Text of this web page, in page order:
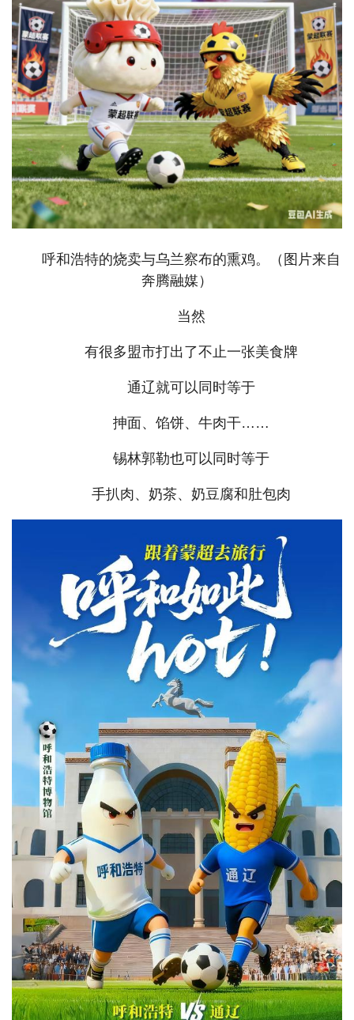
呼和浩特的烧卖与乌兰察布的熏鸡。（图片来自
奔腾融媒）
当然
有很多盟市打出了不止一张美食牌
通辽就可以同时等于
抻面、馅饼、牛肉干……
锡林郭勒也可以同时等于
手扒肉、奶茶、奶豆腐和肚包肉